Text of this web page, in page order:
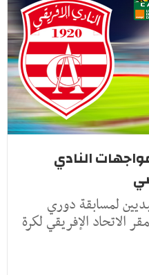
النادي
لمسابقة دوري
الاتحاد الإفريقي لكرة